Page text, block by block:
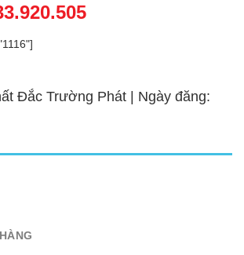
Đắc Trường Phát | Ngày đăng: